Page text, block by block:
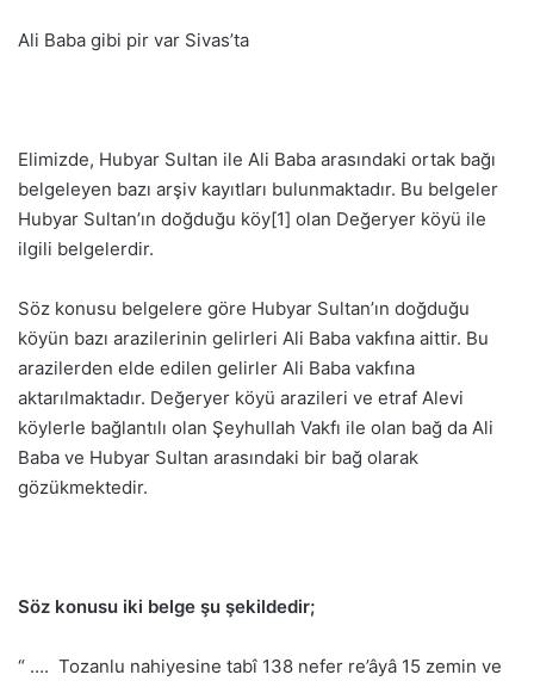
Ali Baba gibi pir var Sivas’ta
Elimizde, Hubyar Sultan ile Ali Baba arasındaki ortak bağı
belgeleyen bazı arşiv kayıtları bulunmaktadır. Bu belgeler
Hubyar Sultan’ın doğduğu köy[1] olan Değeryer köyü ile
ilgili belgelerdir.
Söz konusu belgelere göre Hubyar Sultan’ın doğduğu
köyün bazı arazilerinin gelirleri Ali Baba vakfına aittir. Bu
arazilerden elde edilen gelirler Ali Baba vakfına
aktarılmaktadır. Değeryer köyü arazileri ve etraf Alevi
köylerle bağlantılı olan Şeyhullah Vakfı ile olan bağ da Ali
Baba ve Hubyar Sultan arasındaki bir bağ olarak
gözükmektedir.
Söz konusu iki belge şu şekildedir;
“ …. Tozanlu nahiyesine tabî 138 nefer re’âyâ 15 zemin ve